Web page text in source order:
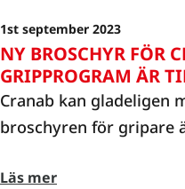
1st september 2023
NY BROSCHYR FÖR
GRIPPROGRAM ÄR
Cranab kan gladeligen
broschyren för gripare
Läs mer